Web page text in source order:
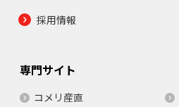
採用情報
専門サイト
コメリ産直